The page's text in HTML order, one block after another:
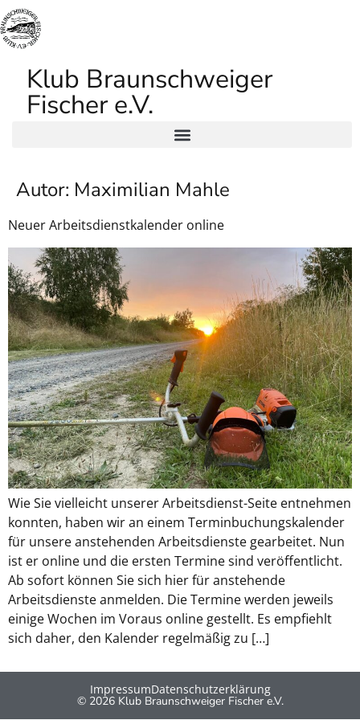
Klub Braunschweiger
Fischer e.V.
Autor: Maximilian Mahle
Neuer Arbeitsdienstkalender online
Wie Sie vielleicht unserer Arbeitsdienst-Seite entnehmen
konnten, haben wir an einem Terminbuchungskalender
für unsere anstehenden Arbeitsdienste gearbeitet. Nun
ist er online und die ersten Termine sind veröffentlicht.
Ab sofort können Sie sich hier für anstehende
Arbeitsdienste anmelden. Die Termine werden jeweils
einige Wochen im Voraus online gestellt. Es empfiehlt
sich daher, den Kalender regelmäßig zu […]
ImpressumDatenschutzerklärung
© 2026 Klub Braunschweiger Fischer e.V.